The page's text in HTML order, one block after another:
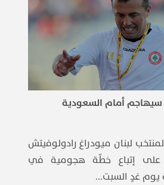
سيهاجم أمام السعودية
​لبنان​ ​ميودراغ رادولوفيتش​
إتباع خطّة هجومية في
غدٍ السبت...